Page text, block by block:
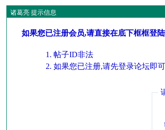
诸葛亮 提示信息
如果您已注册会员,请直接在底下框框登
帖子ID非法
如果您已注册,请先登录论坛即